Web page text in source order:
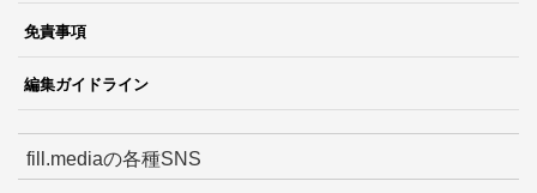
免責事項
編集ガイドライン
fill.mediaの各種SNS